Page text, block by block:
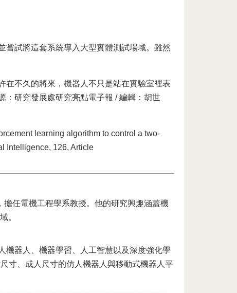
嘗試將這套系統導入大型實體測試場域。雖然
在不久的將來，機器人不只是站在實驗室裡表
：研究發展處研究亮點電子報 / 編輯：胡世
learning algorithm to control a two-
Intelligence, 126, Article
任電機工程學系教授。他的研究興趣涵蓋機
。
機器人、機器學習、人工智慧以及深度強化學
寸、成人尺寸的仿人機器人與移動式機器人平